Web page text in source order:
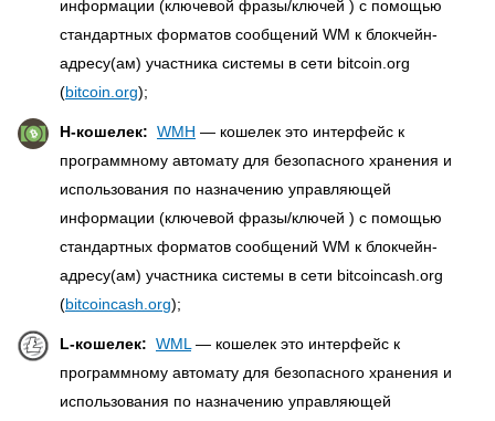
информации (ключевой фразы/ключей ) с помощью
стандартных форматов сообщений WM к блокчейн-
адресу(ам) участника системы в сети bitcoin.org
(bitcoin.org);
H-кошелек: WMH — кошелек это интерфейс к
программному автомату для безопасного хранения и
использования по назначению управляющей
информации (ключевой фразы/ключей ) с помощью
стандартных форматов сообщений WM к блокчейн-
адресу(ам) участника системы в сети bitcoincash.org
(bitcoincash.org);
L-кошелек: WML— кошелек это интерфейс к
программному автомату для безопасного хранения и
использования по назначению управляющей